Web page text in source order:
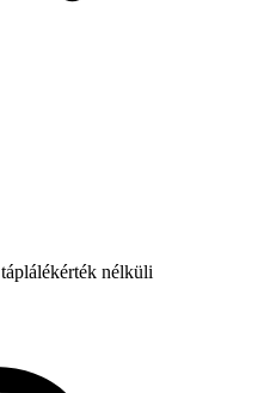
táplálékérték nélküli